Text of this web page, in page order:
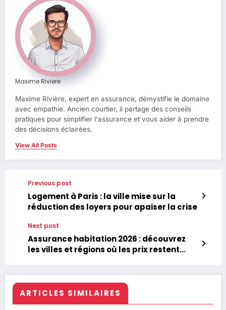
Maxime Riviere
Maxime Rivière, expert en assurance, démystifie le domaine
avec empathie. Ancien courtier, il partage des conseils
pratiques pour simplifier l'assurance et vous aider à prendre
des décisions éclairées.
View All Posts
Previous post
Logement à Paris : la ville mise sur la
réduction des loyers pour apaiser la crise
Next post
Assurance habitation 2026 : découvrez
les villes et régions où les prix restent
ARTICLES SIMILAIRES